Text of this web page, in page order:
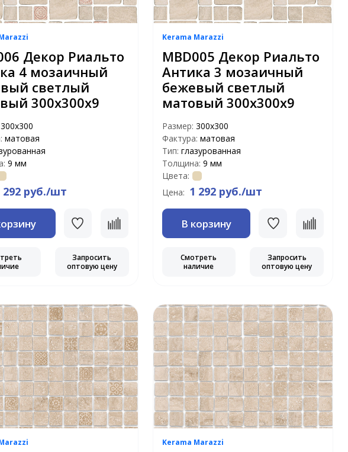
Декор Риальто
4 мозаичный
светлый
300х300х9
300х300
матовая
9 мм
292 руб./шт
Запросить
оптовую цену
Kerama Marazzi
MBD005 Декор Риальто
Антика 3 мозаичный
бежевый светлый
матовый 300х300х9
Размер: 300х300
Фактура: матовая
Тип: глазурованная
Толщина: 9 мм
Цвета:
Цена: 1 292 руб./шт
В корзину
Смотреть
наличие
Запросить
оптовую цену
Kerama Marazzi